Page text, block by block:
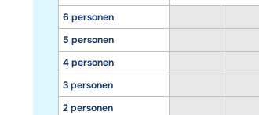
6 personen
5 personen
4 personen
3 personen
2 personen